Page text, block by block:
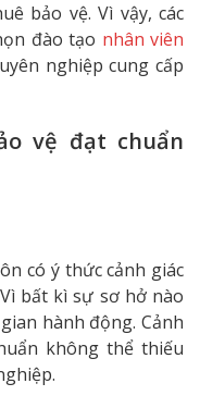
bảo vệ. Vì vậy, các
đào tạo nhân viên
nghiệp cung cấp
vệ đạt chuẩn
có ý thức cảnh giác
bất kì sự sơ hở nào
hành động. Cảnh
không thể thiếu